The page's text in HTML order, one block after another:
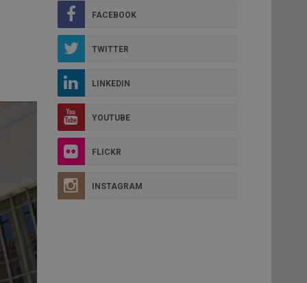
FACEBOOK
TWITTER
LINKEDIN
YOUTUBE
FLICKR
INSTAGRAM